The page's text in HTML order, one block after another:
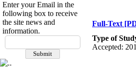
Enter your Email in the
following box to receive
the site news and
information.
Full-Text
Type of
Accepted: